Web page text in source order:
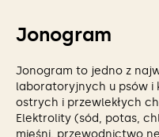
Jonogram
Jonogram to jedno z
laboratoryjnych u psów
ostrych i przewlekłych
Elektrolity (sód, potas,
mięśni, przewodnictwo